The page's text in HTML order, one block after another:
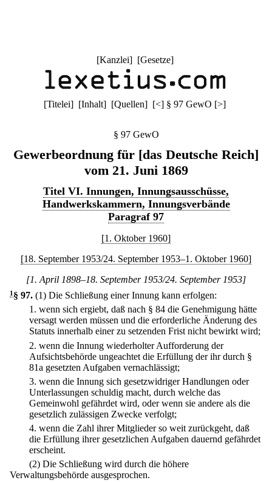
[Kanzlei] [Gesetze]
[Titelei] [Inhalt] [Quellen] [<] § 97 GewO [>]
§ 97 GewO
Gewerbeordnung für [das Deutsche Reich]
vom 21. Juni 1869
Titel VI. Innungen, Innungsausschüsse,
Handwerkskammern, Innungsverbände
Paragraf 97
[1. Oktober 1960]
[18. September 1953/24. September 1953–1. Oktober 1960]
[1. April 1898–18. September 1953/24. September 1953]
1 § 97. (1) Die Schließung einer Innung kann erfolgen:
1. wenn sich ergiebt, daß nach § 84 die Genehmigung hätte
versagt werden müssen und die erforderliche Änderung des
Statuts innerhalb einer zu setzenden Frist nicht bewirkt wird;
2. wenn die Innung wiederholter Aufforderung der
Aufsichtsbehörde ungeachtet die Erfüllung der ihr durch §
81a gesetzten Aufgaben vernachlässigt;
3. wenn die Innung sich gesetzwidriger Handlungen oder
Unterlassungen schuldig macht, durch welche das
Gemeinwohl gefährdet wird, oder wenn sie andere als die
gesetzlich zulässigen Zwecke verfolgt;
4. wenn die Zahl ihrer Mitglieder so weit zurückgeht, daß
die Erfüllung ihrer gesetzlichen Aufgaben dauernd gefährdet
erscheint.
(2) Die Schließung wird durch die höhere
Verwaltungsbehörde ausgesprochen.